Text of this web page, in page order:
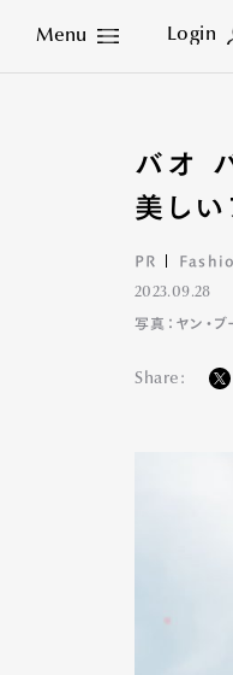
Menu Login
Close
バオ
美しい
PR
2023.09.28
写真：ヤン・
Share: